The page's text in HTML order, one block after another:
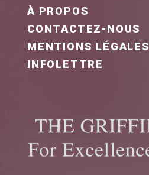
FOOTER MENU FR
À PROPOS
CONTACTEZ-NOUS
MENTIONS LÉGALES
INFOLETTRE